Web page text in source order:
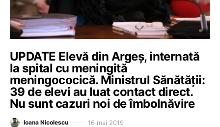
UPDATE Elevă din Argeș, internată
la spital cu meningită
meningococică. Ministrul Sănătății:
39 de elevi au luat contact direct.
Nu sunt cazuri noi de îmbolnăvire
Ioana Nicolescu 16 mai 2019